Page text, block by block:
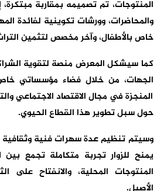
المنتوجات، تم تصميمه بمقاربة
والمحاضرات، وورشات تكوينية لفائدة
خاص بالأطفال، وآخر مخصص لتثمين
كما سيشكل المعرض منصة لتقوية
الجهات، من خلال فضاء مؤسساتي
المنجزة في مجال الاقتصاد الاجتماعي
حول سبل تطوير هذا القطاع الحيوي.
وسيتم تنظيم عدة سهرات فنية
يمنح للزوار تجربة متكاملة تجمع بين
المنتوجات المحلية، والانفتاح على